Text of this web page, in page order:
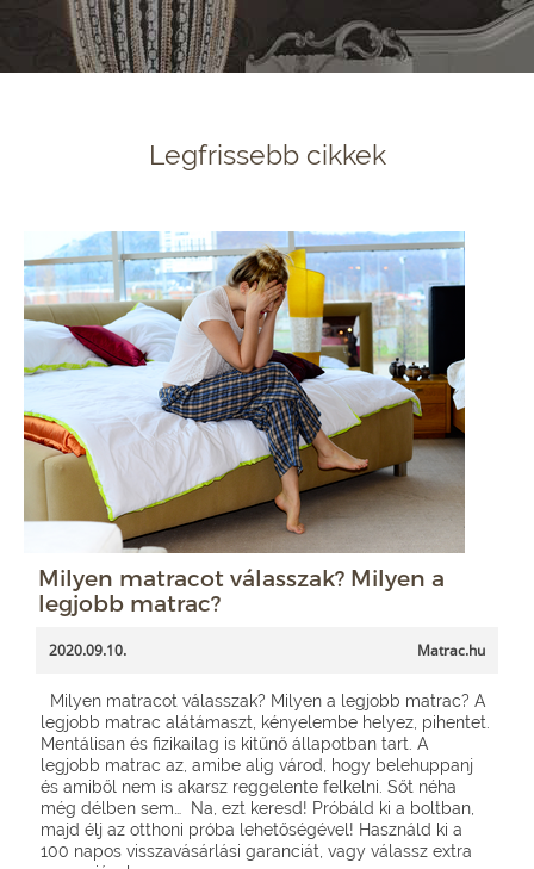
Legfrissebb cikkek
Milyen matracot válasszak? Milyen a
legjobb matrac?
2020.09.10. Matrac.hu
Milyen matracot válasszak? Milyen a legjobb matrac? A
legjobb matrac alátámaszt, kényelembe helyez, pihentet.
Mentálisan és fizikailag is kitűnő állapotban tart. A
legjobb matrac az, amibe alig várod, hogy belehuppanj
és amiből nem is akarsz reggelente felkelni. Sőt néha
még délben sem… Na, ezt keresd! Próbáld ki a boltban,
majd élj az otthoni próba lehetőségével! Használd ki a
100 napos visszavásárlási garanciát, vagy válassz extra